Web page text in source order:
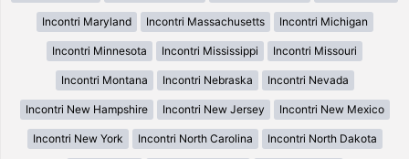
Incontri Maryland Incontri Massachusetts Incontri Michigan
Incontri Minnesota Incontri Mississippi Incontri Missouri
Incontri Montana Incontri Nebraska Incontri Nevada
Incontri New Hampshire Incontri New Jersey Incontri New Mexico
Incontri New York Incontri North Carolina Incontri North Dakota